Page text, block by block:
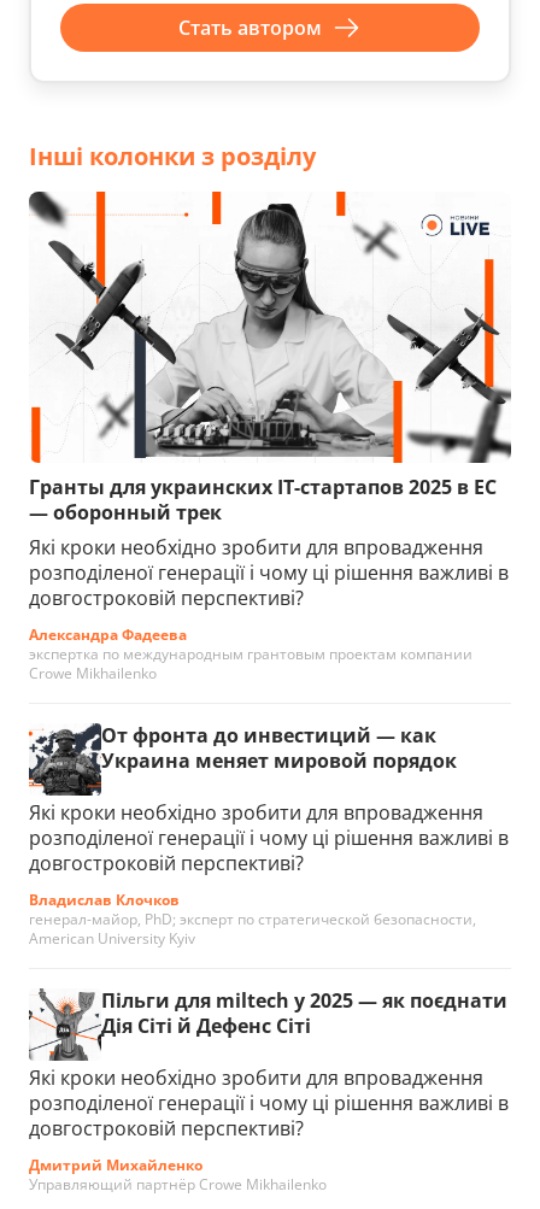
Стать автором
Інші колонки з розділу
Гранты для украинских IT-стартапов 2025 в ЕС
— оборонный трек
Які кроки необхідно зробити для впровадження
розподіленої генерації і чому ці рішення важливі в
довгостроковій перспективі?
Александра Фадеева
экспертка по международным грантовым проектам компании
Crowe Mikhailenko
От фронта до инвестиций — как
Украина меняет мировой порядок
Які кроки необхідно зробити для впровадження
розподіленої генерації і чому ці рішення важливі в
довгостроковій перспективі?
Владислав Клочков
генерал-майор, PhD; эксперт по стратегической безопасности,
American University Kyiv
Пільги для miltech у 2025 — як поєднати
Дія Сіті й Дефенс Сіті
Які кроки необхідно зробити для впровадження
розподіленої генерації і чому ці рішення важливі в
довгостроковій перспективі?
Дмитрий Михайленко
Управляющий партнёр Crowe Mikhailenko